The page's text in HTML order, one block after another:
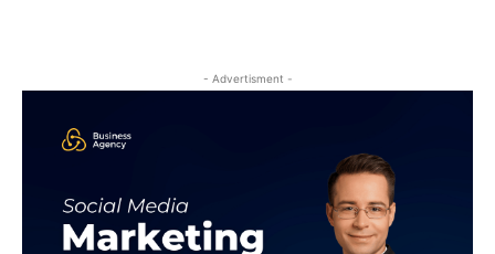
- Advertisment -